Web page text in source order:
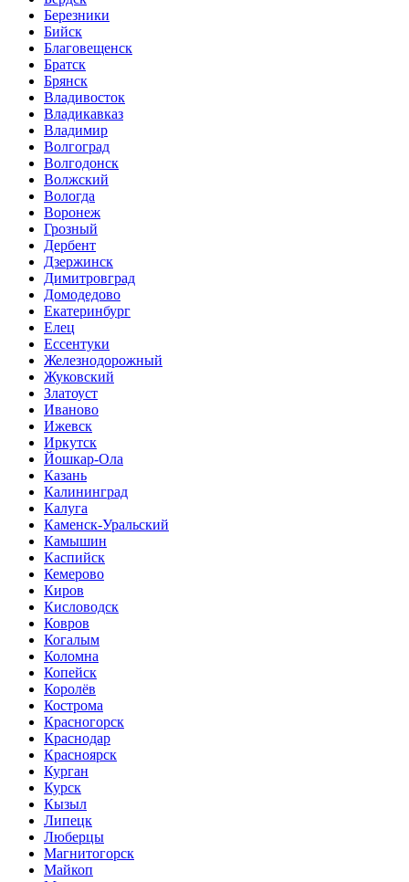
Березники
Бийск
Благовещенск
Братск
Брянск
Владивосток
Владикавказ
Владимир
Волгоград
Волгодонск
Волжский
Вологда
Воронеж
Грозный
Дербент
Дзержинск
Димитровград
Домодедово
Екатеринбург
Елец
Ессентуки
Железнодорожный
Жуковский
Златоуст
Иваново
Ижевск
Иркутск
Йошкар-Ола
Казань
Калининград
Калуга
Каменск-Уральский
Камышин
Каспийск
Кемерово
Киров
Кисловодск
Ковров
Когалым
Коломна
Копейск
Королёв
Кострома
Красногорск
Краснодар
Красноярск
Курган
Курск
Кызыл
Липецк
Люберцы
Магнитогорск
Майкоп